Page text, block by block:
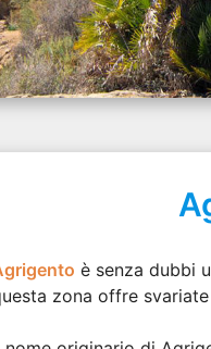
è senza dubbi
zona offre